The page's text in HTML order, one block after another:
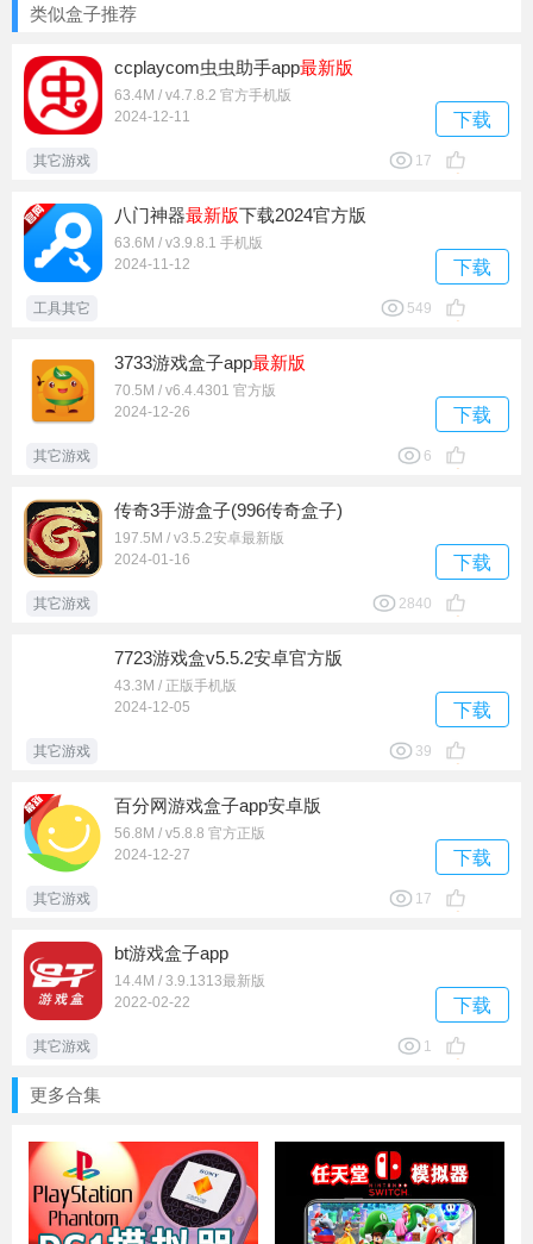
类似盒子推荐
ccplaycom虫虫助手app最新版
63.4M / v4.7.8.2 官方手机版
2024-12-11
下载
其它游戏 17
八门神器最新版下载2024官方版
63.6M / v3.9.8.1 手机版
2024-11-12
下载
工具其它 549
3733游戏盒子app最新版
70.5M / v6.4.4301 官方版
2024-12-26
下载
其它游戏 6
传奇3手游盒子(996传奇盒子)
197.5M / v3.5.2安卓最新版
2024-01-16
下载
其它游戏 2840
7723游戏盒v5.5.2安卓官方版
43.3M / 正版手机版
2024-12-05
下载
其它游戏 39
百分网游戏盒子app安卓版
56.8M / v5.8.8 官方正版
2024-12-27
下载
其它游戏 17
bt游戏盒子app
14.4M / 3.9.1313最新版
2022-02-22
下载
其它游戏 1
更多合集